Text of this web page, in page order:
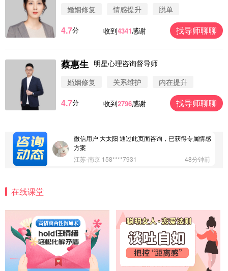
婚姻修复
情感提升 脱单
4.7分 收到4341感谢 找导师聊聊
蔡惠生 明星心理咨询督导师
婚姻修复
关系维护 内在提升
4.7分 收到2796感谢 找导师聊聊
微信用户 圆圈 通过此页面咨询，已获得专属情感方
案
微信用户 Vnno 通过此页面咨询，已获得专属情感方
微信用户 大太阳 通过此页面咨询，已获得专属情感
方案
江苏-南京 158****7931
48分钟前
情感方案
北京-朝阳 151****3189
22分钟前
微信用户 巧?媚儿 通过此页面咨询，已获得专属情感
方案
上海-浦东 177****9074
56分钟前
在线课堂